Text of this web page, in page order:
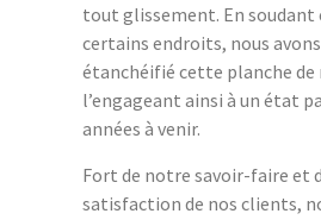
tout glissement. En soudant
certains endroits, nous
étanchéifié cette planche de
l’engageant ainsi à un état
années à venir.
Fort de notre savoir-faire et
satisfaction de nos clients,